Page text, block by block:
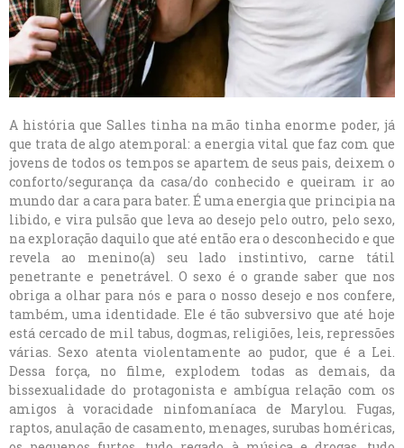
A história que Salles tinha na mão tinha enorme poder, já
que trata de algo atemporal: a energia vital que faz com que
jovens de todos os tempos se apartem de seus pais, deixem o
conforto/segurança da casa/do conhecido e queiram ir ao
mundo dar a cara para bater. É uma energia que principia na
libido, e vira pulsão que leva ao desejo pelo outro, pelo sexo,
na exploração daquilo que até então era o desconhecido e que
revela ao menino(a) seu lado instintivo, carne tátil
penetrante e penetrável. O sexo é o grande saber que nos
obriga a olhar para nós e para o nosso desejo e nos confere,
também, uma identidade. Ele é tão subversivo que até hoje
está cercado de mil tabus, dogmas, religiões, leis, repressões
várias. Sexo atenta violentamente ao pudor, que é a Lei.
Dessa força, no filme, explodem todas as demais, da
bissexualidade do protagonista e ambígua relação com os
amigos à voracidade ninfomaníaca de Marylou. Fugas,
raptos, anulação de casamento, menages, surubas homéricas,